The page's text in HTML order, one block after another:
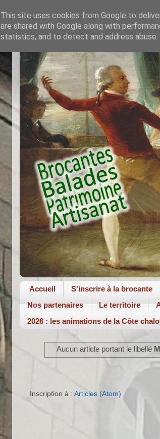
Accueil S'inscrire à la brocante
Nos partenaires
Le territoire
2026 : les animations de la Côte
Aucun article portant le libellé
Inscription à : Articles (Atom)
This site uses cookies from Google to
are shared with Google along with
statistics, and to detect and address abuse.